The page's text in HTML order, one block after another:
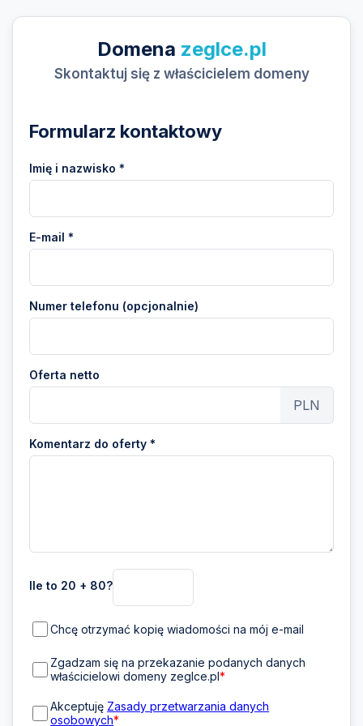
Domena zeglce.pl
Skontaktuj się z właścicielem domeny
Formularz kontaktowy
Imię i nazwisko *
E-mail *
Numer telefonu (opcjonalnie)
Oferta netto
PLN
Komentarz do oferty *
Ile to 20 + 80?
Chcę otrzymać kopię wiadomości na mój e-mail
Zgadzam się na przekazanie podanych danych
właścicielowi domeny zeglce.pl*
Akceptuję Zasady przetwarzania danych
osobowych*